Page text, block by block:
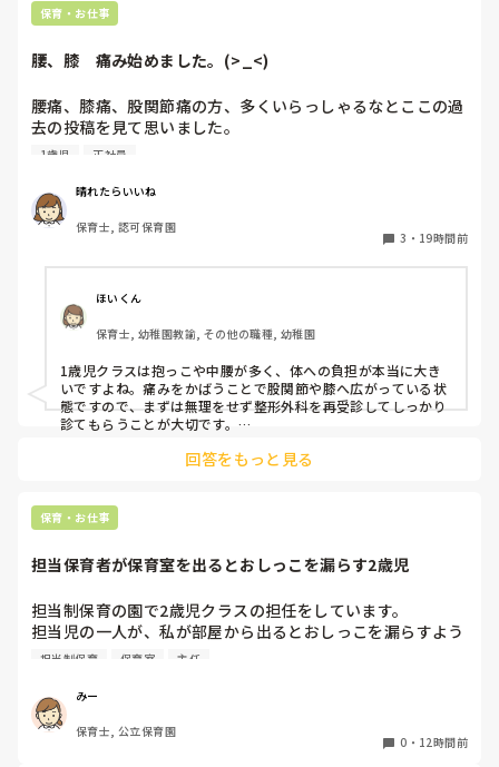
保育・お仕事
腰、膝　痛み始めました。(>_<)
腰痛、膝痛、股関節痛の方、多くいらっしゃるなとここの過
去の投稿を見て思いました。
という私も、２週間前、初めて腰痛になりました。
右腰が痛くて、起き上がれない。
ようやく立てたら、しゃがめない。
驚きました。
通院して、コルセット、湿布、痛み止め、電気などで１週間
乗り切ったら
週末には、左が痛みだし、これも痛み止めや湿布で抑えて仕
事をしていたら、
床から支えなしに立ち上がりにくくなり、痛みが走ります。
自転車通勤ですが、それも、膝や太ももに痛みが来始めまし
た。
今は８月。
家でもやることはあります。
日常生活すら支障をきたすほどになりました。
椅子に座って作業をすれば？
と、園で言われました。
なので、子ども椅子程度の高さの踏み台に座って、試してみ
1歳児 正社員
晴れたらいいね
保育士, 認可保育園
3 ・ 19時間前
ほいくん
保育士, 幼稚園教諭, その他の職種, 幼稚園
1歳児クラスは抱っこや中腰が多く、体への負担が本当に大き
いですよね。痛みをかばうことで股関節や膝へ広がっている状
態ですので、まずは無理をせず整形外科を再受診してしっかり
診てもらうことが大切です。
用したり、抱っこや重い作業は周囲の先生に相談して頼むよう
回答をもっと見る
保育・お仕事
担当保育者が保育室を出るとおしっこを漏らす2歳児
担当制保育の園で2歳児クラスの担任をしています。
担当児の一人が、私が部屋から出るとおしっこを漏らすよう
になりました。
4月から私への執着が強かったのですが、特に寝かしつけの
時に私がそばに行かないと繰り返し大きい声で呼んだり私が
寝かしつけしている子にちょっかいを出したり、何回もトイ
担当制保育 保育室 主任
みー
保育士, 公立保育園
0 ・ 12時間前